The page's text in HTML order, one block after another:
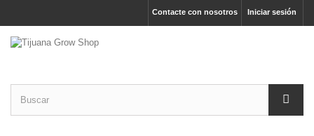
Iniciar sesión
Contacte con nosotros